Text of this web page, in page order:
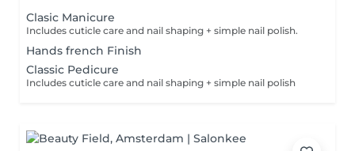
Clasic Manicure
Includes cuticle care and nail shaping + simple nail polish.
Hands french Finish
Classic Pedicure
Includes cuticle care and nail shaping + simple nail polish